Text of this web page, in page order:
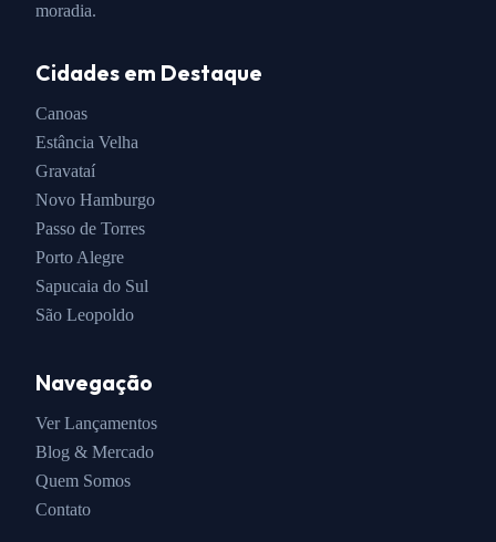
moradia.
Cidades em Destaque
Canoas
Estância Velha
Gravataí
Novo Hamburgo
Passo de Torres
Porto Alegre
Sapucaia do Sul
São Leopoldo
Navegação
Ver Lançamentos
Blog & Mercado
Quem Somos
Contato